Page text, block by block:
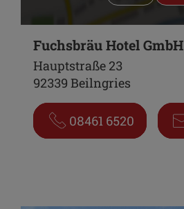
Fuchsbräu Hotel GmbH
Hauptstraße 23
92339 Beilngries
08461 6520